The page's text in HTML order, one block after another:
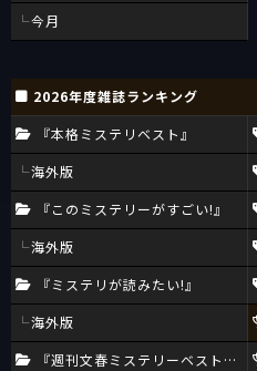
今月
2026年度雑誌ランキング
『本格ミステリベスト』
海外版
『このミステリーがすごい!』
海外版
『ミステリが読みたい!』
海外版
『週刊文春ミステリーベスト10』